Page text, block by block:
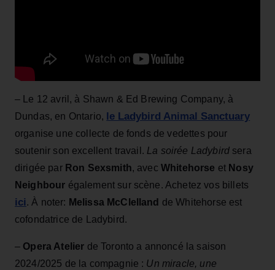
– Le 12 avril, à Shawn & Ed Brewing Company, à
Dundas, en Ontario,
le Ladybird Animal Sanctuary
organise une collecte de fonds de vedettes pour
soutenir son excellent travail. La soirée Ladybird sera
dirigée par Ron Sexsmith, avec Whitehorse et Nosy
Neighbour également sur scène. Achetez vos billets
ici. À noter: Melissa McClelland de Whitehorse est
cofondatrice de Ladybird.
– Opera Atelier de Toronto a annoncé la saison
2024/2025 de la compagnie : Un miracle, une